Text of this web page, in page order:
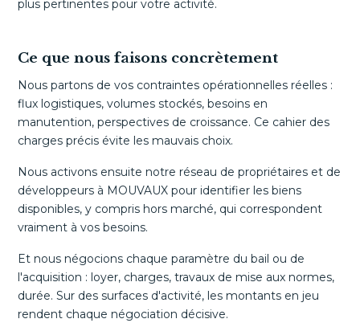
plus pertinentes pour votre activité.
Ce que nous faisons concrètement
Nous partons de vos contraintes opérationnelles réelles :
flux logistiques, volumes stockés, besoins en
manutention, perspectives de croissance. Ce cahier des
charges précis évite les mauvais choix.
Nous activons ensuite notre réseau de propriétaires et de
développeurs à MOUVAUX pour identifier les biens
disponibles, y compris hors marché, qui correspondent
vraiment à vos besoins.
Et nous négocions chaque paramètre du bail ou de
l'acquisition : loyer, charges, travaux de mise aux normes,
durée. Sur des surfaces d'activité, les montants en jeu
rendent chaque négociation décisive.